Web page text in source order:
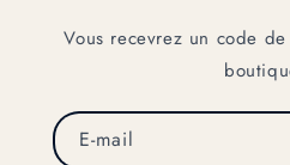
Vous recevrez un code
E-mail